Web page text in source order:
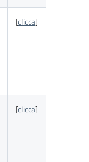
[clicca]
[clicca]